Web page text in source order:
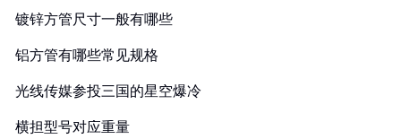
镀锌方管尺寸一般有哪些
铝方管有哪些常见规格
光线传媒参投三国的星空爆冷
横担型号对应重量